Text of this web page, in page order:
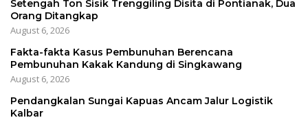
Setengah Ton Sisik Trenggiling Disita di Pontianak, Dua
Orang Ditangkap
August 6, 2026
Fakta-fakta Kasus Pembunuhan Berencana
Pembunuhan Kakak Kandung di Singkawang
August 6, 2026
Pendangkalan Sungai Kapuas Ancam Jalur Logistik
Kalbar